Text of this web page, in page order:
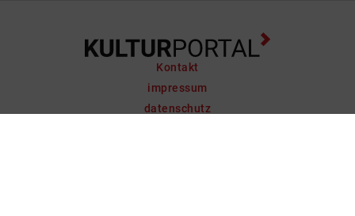
Kontakt
impressum
datenschutz